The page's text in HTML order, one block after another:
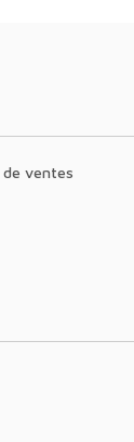
de ventes